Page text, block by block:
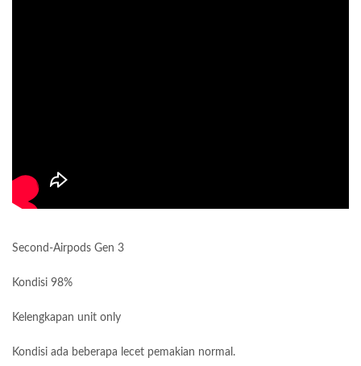
Second-Airpods Gen 3
Kondisi 98%
Kelengkapan unit only
Kondisi ada beberapa lecet pemakian normal.